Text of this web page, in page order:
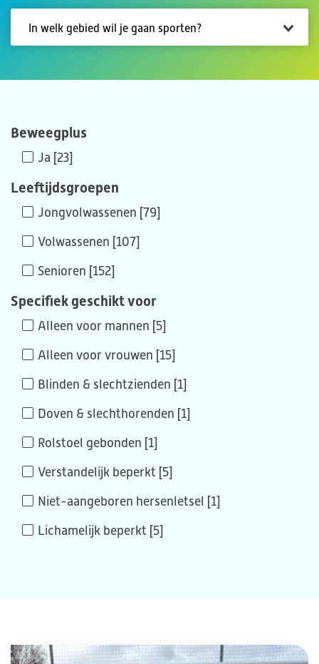
Beweegplus
Ja [23]
Leeftijdsgroepen
Jongvolwassenen [79]
Volwassenen [107]
Senioren [152]
Specifiek geschikt voor
Alleen voor mannen [5]
Alleen voor vrouwen [15]
Blinden & slechtzienden [1]
Doven & slechthorenden [1]
Rolstoel gebonden [1]
Verstandelijk beperkt [5]
Niet-aangeboren hersenletsel [1]
Lichamelijk beperkt [5]